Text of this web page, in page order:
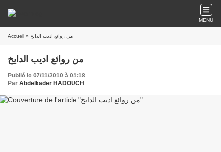
MENU
Accueil » من روائع اديب الدايخ
من روائع اديب الدايخ
Publié le 07/11/2010 à 04:18
Par Abdelkader HADOUCH